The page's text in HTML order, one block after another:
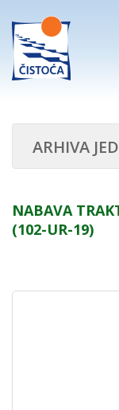
ARHIVA
NABAVA
(102-UR-19)